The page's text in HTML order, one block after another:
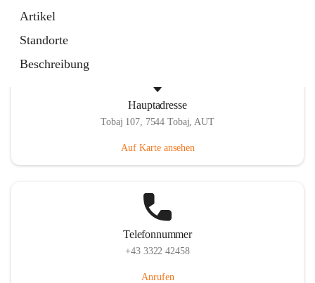
Artikel
Standorte
Beschreibung
Hauptadresse
Tobaj 107, 7544 Tobaj, AUT
Auf Karte ansehen
Telefonnummer
+43 3322 42458
Anrufen